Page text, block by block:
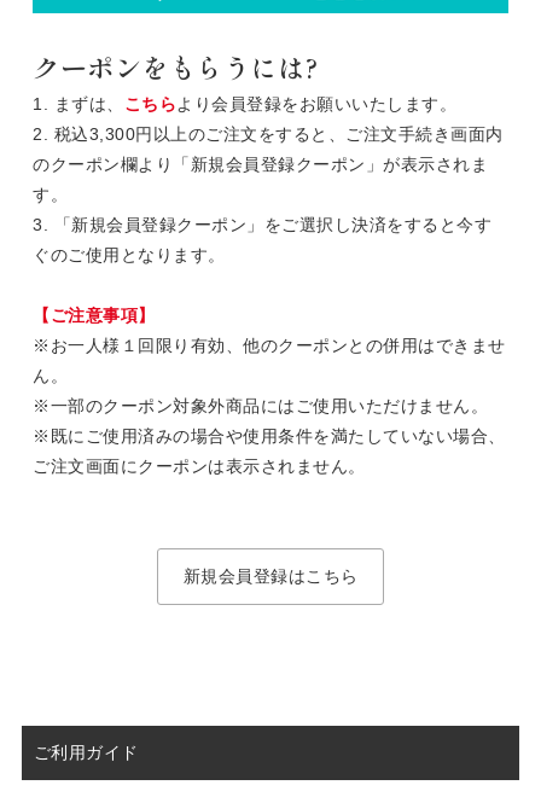
クーポンをもらうには?
1. まずは、 こちらより会員登録をお願いいたします。
2. 税込3,300円以上のご注文をすると、ご注文手続き画面内
のクーポン欄より「新規会員登録クーポン」が表示されま
す。
3. 「新規会員登録クーポン」をご選択し決済をすると今す
ぐのご使用となります。
【ご注意事項】
※お一人様１回限り有効、他のクーポンとの併用はできませ
ん。
※一部のクーポン対象外商品にはご使用いただけません。
※既にご使用済みの場合や使用条件を満たしていない場合、
ご注文画面にクーポンは表示されません。
新規会員登録はこちら
ご利用ガイド